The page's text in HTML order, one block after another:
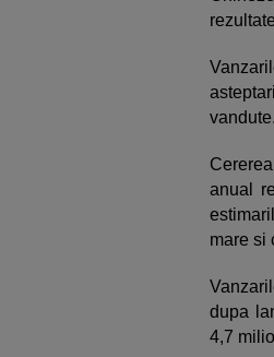
anual
mare si
dupa
4,7